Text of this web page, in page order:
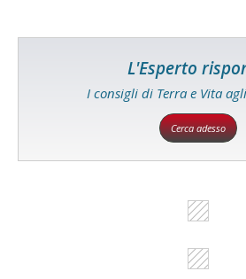
L'Esperto
I consigli di Terra e Vita
Cerca adesso